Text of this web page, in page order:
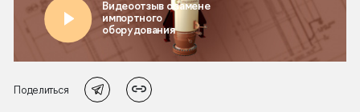
Поделиться